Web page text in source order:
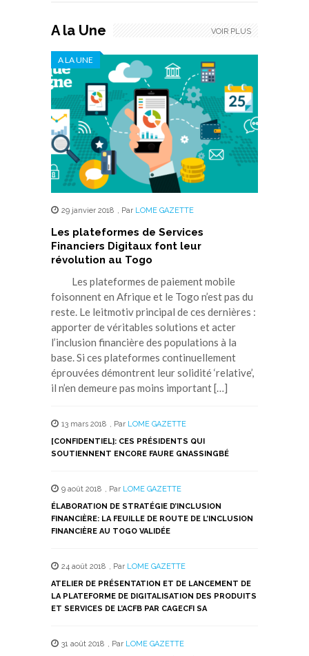
A la Une
A LA UNE
29 janvier 2018 , Par LOME GAZETTE
Les plateformes de Services
Financiers Digitaux font leur
révolution au Togo
Les plateformes de paiement mobile
foisonnent en Afrique et le Togo n’est pas du
reste. Le leitmotiv principal de ces dernières :
apporter de véritables solutions et acter
l’inclusion financière des populations à la
base. Si ces plateformes continuellement
éprouvées démontrent leur solidité ‘relative’,
il n’en demeure pas moins important […]
13 mars 2018 , Par LOME GAZETTE
[CONFIDENTIEL]: CES PRÉSIDENTS QUI
SOUTIENNENT ENCORE FAURE GNASSINGBÉ
9 août 2018 , Par LOME GAZETTE
ÉLABORATION DE STRATÉGIE D’INCLUSION
FINANCIÈRE: LA FEUILLE DE ROUTE DE L’INCLUSION
FINANCIÈRE AU TOGO VALIDÉE
24 août 2018 , Par LOME GAZETTE
ATELIER DE PRÉSENTATION ET DE LANCEMENT DE
LA PLATEFORME DE DIGITALISATION DES PRODUITS
ET SERVICES DE L’ACFB PAR CAGECFI SA
31 août 2018 , Par LOME GAZETTE
VOIR PLUS